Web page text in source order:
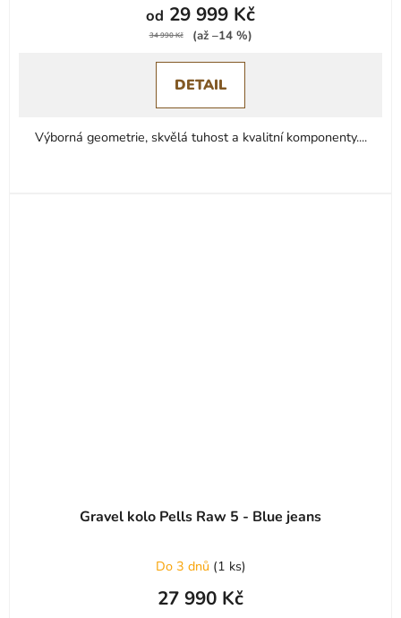
od 29 999 Kč
34 990 Kč (až –14 %)
DETAIL
Výborná geometrie, skvělá tuhost a kvalitní komponenty....
Gravel kolo Pells Raw 5 - Blue jeans
Do 3 dnů (1 ks)
27 990 Kč